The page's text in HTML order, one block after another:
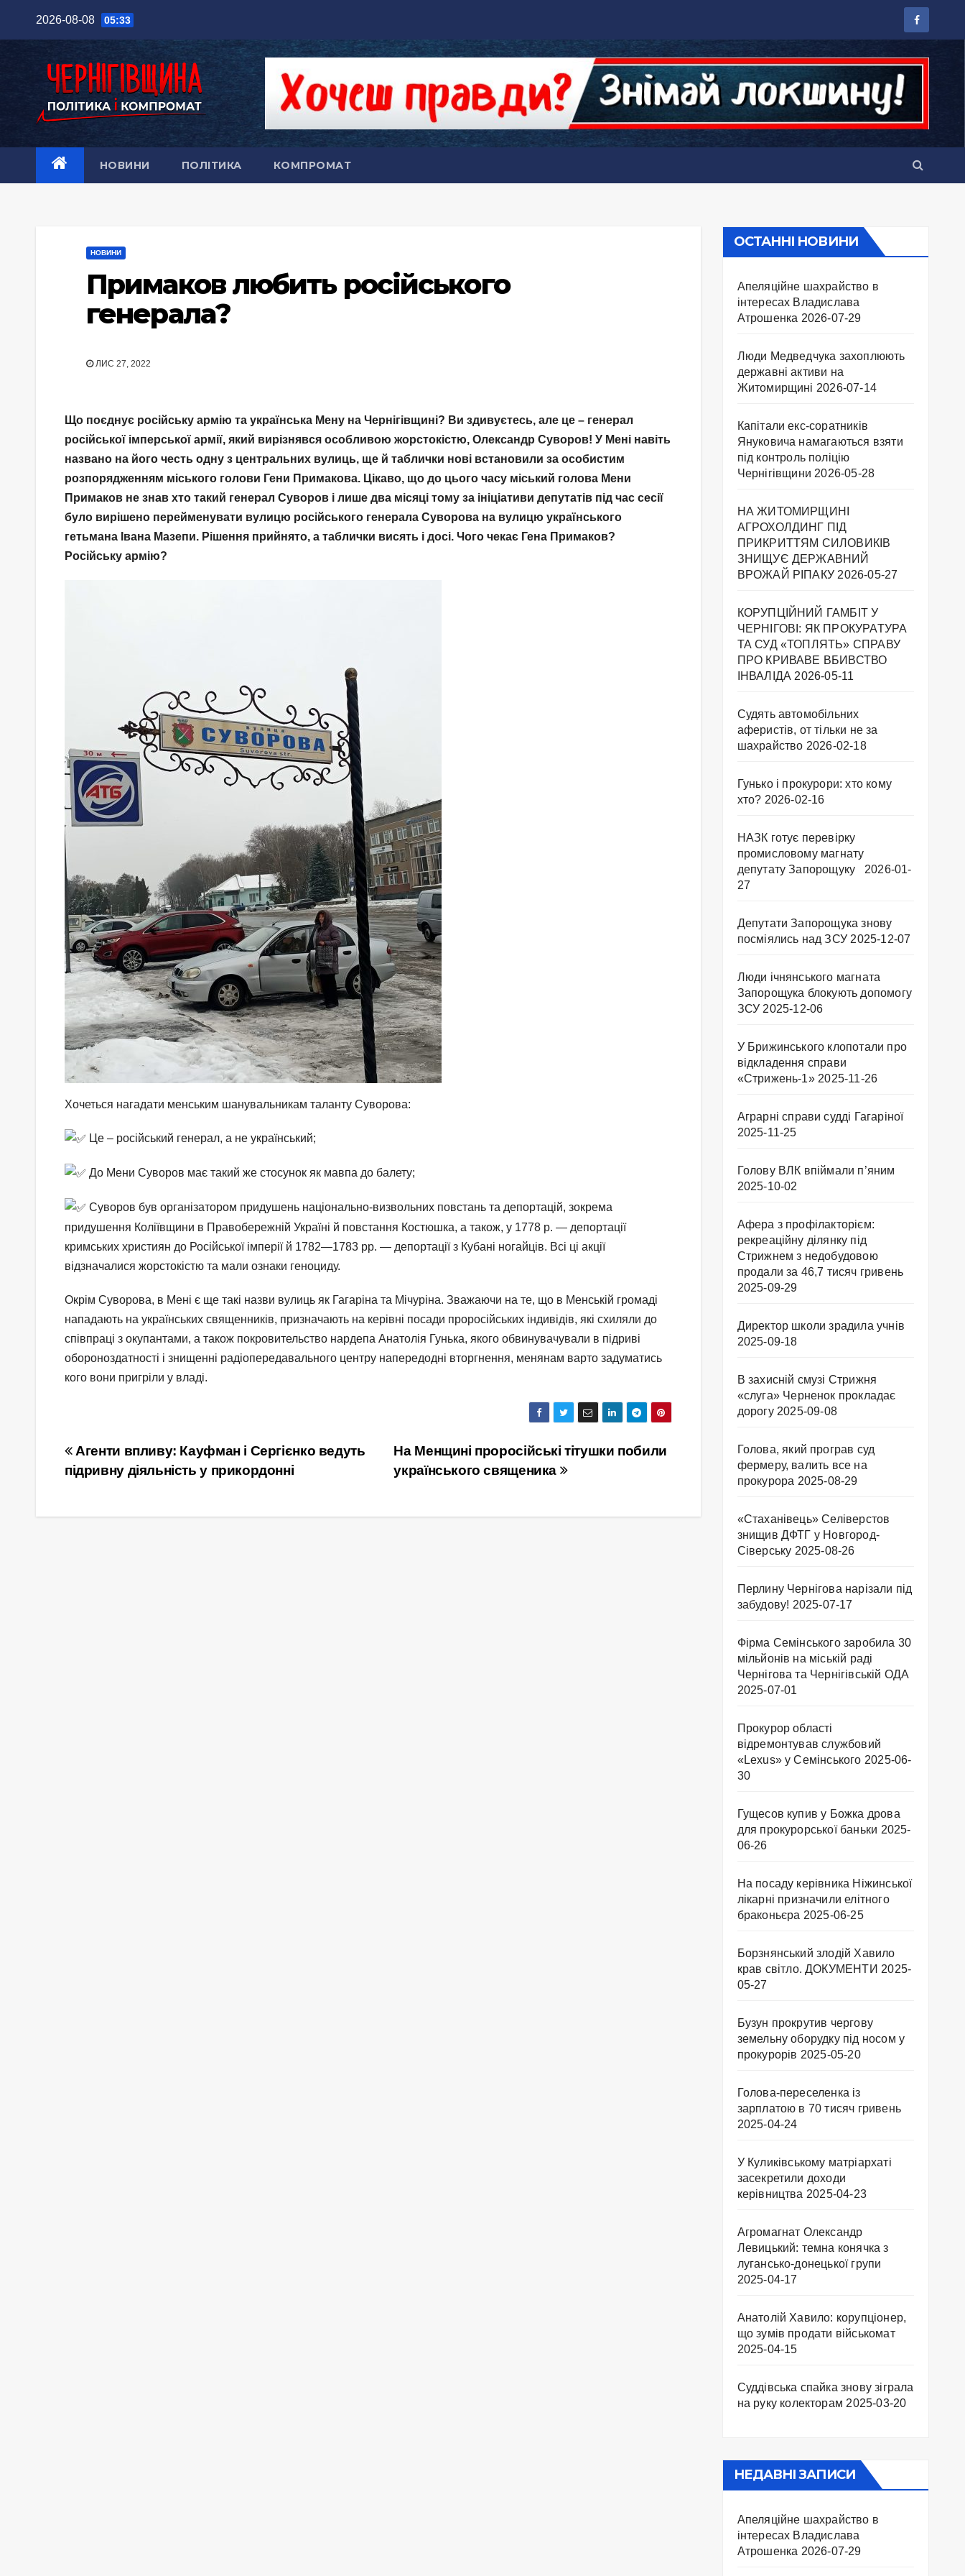
2026-08-08 05:33
НОВИНИ ПОЛІТИКА КОМПРОМАТ
НОВИНИ
Примаков любить російського
генерала?
ЛИС 27, 2022
Що поєднує російську армію та українська Мену на Чернігівщині? Ви здивуєтесь, але це – генерал
російської імперської армії, який вирізнявся особливою жорстокістю, Олександр Суворов! У Мені навіть
названо на його честь одну з центральних вулиць, ще й таблички нові встановили за особистим
розпорядженням міського голови Гени Примакова. Цікаво, що до цього часу міський голова Мени
Примаков не знав хто такий генерал Суворов і лише два місяці тому за ініціативи депутатів під час сесії
було вирішено перейменувати вулицю російського генерала Суворова на вулицю українського
гетьмана Івана Мазепи. Рішення прийнято, а таблички висять і досі. Чого чекає Гена Примаков?
Російську армію?
Хочеться нагадати менським шанувальникам таланту Суворова:
Це – російський генерал, а не український;
До Мени Суворов має такий же стосунок як мавпа до балету;
Суворов був організатором придушень національно-визвольних повстань та депортацій, зокрема
придушення Коліївщини в Правобережній Україні й повстання Костюшка, а також, у 1778 р. — депортації
кримських християн до Російської імперії й 1782—1783 рр. — депортації з Кубані ногайців. Всі ці акції
відзначалися жорстокістю та мали ознаки геноциду.
Окрім Суворова, в Мені є ще такі назви вулиць як Гагаріна та Мічуріна. Зважаючи на те, що в Менській громаді
нападають на українських священників, призначають на керівні посади проросійських індивідів, які схиляли до
співпраці з окупантами, а також покровительство нардепа Анатолія Гунька, якого обвинувачували в підриві
обороноздатності і знищенні радіопередавального центру напередодні вторгнення, менянам варто задуматись
кого вони пригріли у владі.
Навігація
записів
На Менщині проросійські тітушки побили
українського священика
Агенти впливу: Кауфман і Сергієнко ведуть
підривну діяльність у прикордонні
ОСТАННІ НОВИНИ
Апеляційне шахрайство в
інтересах Владислава
Атрошенка 2026-07-29
Люди Медведчука захоплюють
державні активи на
Житомирщині 2026-07-14
Капітали екс-соратників
Януковича намагаються взяти
під контроль поліцію
Чернігівщини 2026-05-28
НА ЖИТОМИРЩИНІ
АГРОХОЛДИНГ ПІД
ПРИКРИТТЯМ СИЛОВИКІВ
ЗНИЩУЄ ДЕРЖАВНИЙ
ВРОЖАЙ РІПАКУ ​ 2026-05-27
КОРУПЦІЙНИЙ ГАМБІТ У
ЧЕРНІГОВІ: ЯК ПРОКУРАТУРА
ТА СУД «ТОПЛЯТЬ» СПРАВУ
ПРО КРИВАВЕ ВБИВСТВО
ІНВАЛІДА 2026-05-11
Судять автомобільних
аферистів, от тільки не за
шахрайство 2026-02-18
Гунько і прокурори: хто кому
хто? 2026-02-16
НАЗК готує перевірку
промисловому магнату
депутату Запорощуку
2026-01-
27
Депутати Запорощука знову
посміялись над ЗСУ 2025-12-07
Люди ічнянського магната
Запорощука блокують допомогу
ЗСУ 2025-12-06
У Брижинського клопотали про
відкладення справи
«Стрижень-1» 2025-11-26
Аграрні справи судді Гагаріної
2025-11-25
Голову ВЛК впіймали п’яним
2025-10-02
Афера з профілакторієм:
рекреаційну ділянку під
Стрижнем з недобудовою
продали за 46,7 тисяч гривень
2025-09-29
Директор школи зрадила учнів
2025-09-18
В захисній смузі Стрижня
«слуга» Черненок прокладає
дорогу 2025-09-08
Голова, який програв суд
фермеру, валить все на
прокурора 2025-08-29
«Стаханівець» Селіверстов
знищив ДФТГ у Новгород-
Сіверську 2025-08-26
Перлину Чернігова нарізали під
забудову! 2025-07-17
Фірма Семінського заробила 30
мільйонів на міській раді
Чернігова та Чернігівській ОДА
2025-07-01
Прокурор області
відремонтував службовий
«Lexus» у Семінського 2025-06-
30
Гущесов купив у Божка дрова
для прокурорської баньки 2025-
06-26
На посаду керівника Ніжинської
лікарні призначили елітного
браконьєра 2025-06-25
Борзнянський злодій Хавило
крав світло. ДОКУМЕНТИ 2025-
05-27
Бузун прокрутив чергову
земельну оборудку під носом у
прокурорів 2025-05-20
Голова-переселенка із
зарплатою в 70 тисяч гривень
2025-04-24
У Куликівському матріархаті
засекретили доходи
керівництва 2025-04-23
Агромагнат Олександр
Левицький: темна конячка з
лугансько-донецької групи
2025-04-17
Анатолій Хавило: корупціонер,
що зумів продати військомат
2025-04-15
Суддівська спайка знову зіграла
на руку колекторам 2025-03-20
НЕДАВНІ ЗАПИСИ
Апеляційне шахрайство в
інтересах Владислава
Атрошенка 2026-07-29